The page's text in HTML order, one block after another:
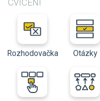
CVIČENÍ
Rozhodovačka Otázky